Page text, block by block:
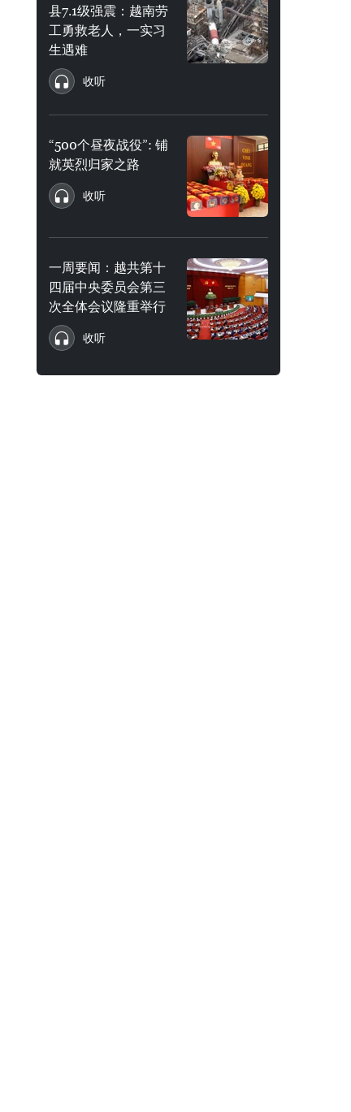
县7.1级强震：越南劳
工勇救老人，一实习
生遇难
收听
“500个昼夜战役”: 铺
就英烈归家之路
收听
一周要闻：越共第十
四届中央委员会第三
次全体会议隆重举行
收听